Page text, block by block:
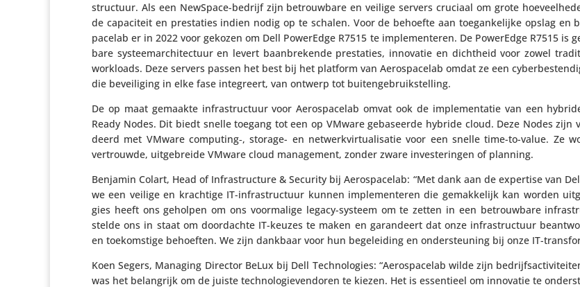
struc­tuur. Als een NewSpace-bedrijf zijn betrouw­bare en veilige servers cruciaal om grote
de capa­ci­teit en pres­ta­ties indien nodig op te schalen. Voor de behoefte aan toegan­ke­lijke opslag en
pa­celab er in 2022 voor gekozen om Dell PowerEdge R7515 te imple­men­teren. De PowerEdge R7515 is
bare systeem­ar­chi­tec­tuur en levert baan­bre­kende pres­ta­ties, innovatie en dichtheid voor zowel
workloads. Deze servers passen het best bij het platform van Aero­s­pa­celab omdat ze een
die bevei­li­ging in elke fase inte­greert, van ontwerp tot buitengebruikstelling.
De op maat gemaakte infra­struc­tuur voor Aero­s­pa­celab omvat ook de imple­men­tatie van een
Ready Nodes. Dit biedt snelle toegang tot een op VMware geba­seerde hybride cloud. Deze Nodes zijn
deerd met VMware computing‑, storage- en netwerk­vir­tu­a­li­satie voor een snelle time-to-value. Ze
vertrouwde, uitge­breide VMware cloud mana­ge­ment, zonder zware inves­te­ringen of planning.
Benjamin Colart, Head of Infra­struc­ture & Security bij Aero­s­pa­celab: “Met dank aan de expertise van
we een veilige en krachtige IT-infra­struc­tuur kunnen imple­men­teren die gemak­ke­lijk kan worden
gies heeft ons geholpen om ons voor­ma­lige legacy-systeem om te zetten in een betrouw­bare
stelde ons in staat om door­dachte IT-keuzes te maken en garan­deert dat onze infra­struc­tuur
en toekom­stige behoeften. We zijn dankbaar voor hun bege­lei­ding en onder­steu­ning bij onze IT-
Koen Segers, Managing Director BeLux bij Dell Tech­no­lo­gies: “Aero­s­pa­celab wilde zijn
was het belang­rijk om de juiste tech­no­lo­gie­ven­doren te kiezen. Het is essen­tieel om innovatie te